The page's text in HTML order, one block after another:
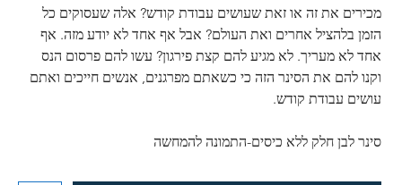
מכירים את זה או זאת שעושים עבודת קודש? אלה שעסוקים כל
הזמן בלהציל אחרים ואת העולם? אבל אף אחד לא יודע מזה. אף
אחד לא מעריך. לא מגיע להם קצת פירגון? עשו להם פרסום הנס
וקנו להם את הסינר הזה כי כשאתם מפרגנים, אנשים חייכים ואתם
עושים עבודת קודש.
סינר לבן חלק ללא כיסים-התמונה להמחשה